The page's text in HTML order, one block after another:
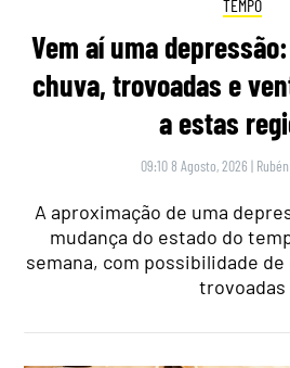
TEMPO
Vem aí uma
chuva, trovoadas e
a estas
09:10 8 Agosto, 2026 |
A aproximação de uma
mudança do estado do
semana, com possibilidade
trovoadas